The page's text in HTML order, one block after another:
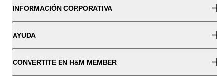
INFORMACIÓN CORPORATIVA
AYUDA
CONVERTITE EN H&M MEMBER